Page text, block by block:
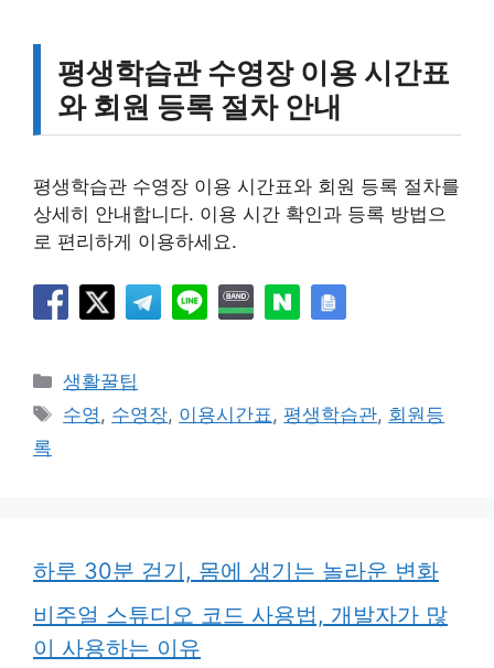
평생학습관 수영장 이용 시간표
와 회원 등록 절차 안내
평생학습관 수영장 이용 시간표와 회원 등록 절차를
상세히 안내합니다. 이용 시간 확인과 등록 방법으
로 편리하게 이용하세요.
카
테
고
생활꿀팁
태
수영 , 수영장, 이용시간표 , 평생학습관, 회원등
록
하루 30분 걷기, 몸에 생기는 놀라운 변화
비주얼 스튜디오 코드 사용법, 개발자가 많
이 사용하는 이유